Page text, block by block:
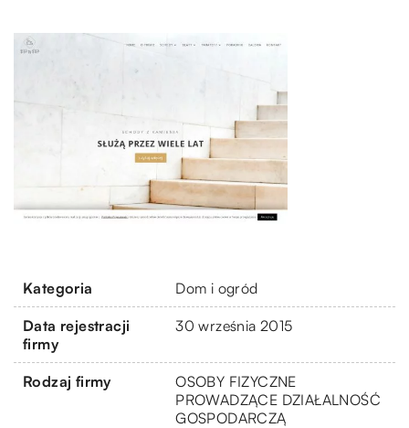
Kategoria Dom i ogród
Data rejestracji
firmy
30 września 2015
Rodzaj firmy
OSOBY FIZYCZNE
PROWADZĄCE DZIAŁALNOŚĆ
GOSPODARCZĄ